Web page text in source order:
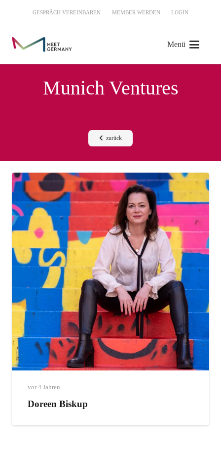
GESPRÄCH VEREINBAREN MEMBER WERDEN LOGIN
Menü
Munich Ventures
zurück
vor 4 Jahren
Doreen Biskup